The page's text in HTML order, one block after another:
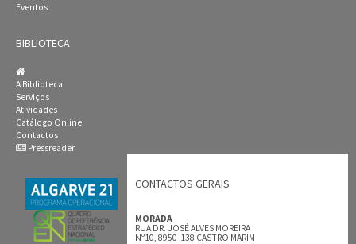
Eventos
BIBLIOTECA
A Biblioteca
Serviços
Atividades
Catálogo Online
Contactos
Pressreader
CONTACTOS GERAIS
MORADA
RUA DR. JOSÉ ALVES MOREIRA
Nº10, 8950-138 CASTRO MARIM